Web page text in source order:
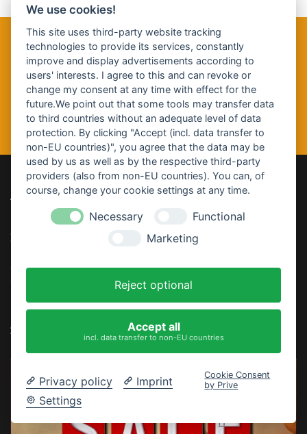
Jetzt Halloween-Profi werden!
Hunderte von Downloads sofort erhalten und die Halloween-Party perfekt
machen
JETZT ANSEHEN
ÜBER UNS
Halloween von kürbisorange bis blutrot
Seit mehr als 21 Jahren ist Halloweenies.dedie deutsche Anlaufstellefür
EMPFOHLEN
We use cookies!
This site uses third-party website tracking
technologies to provide its services, constantly
improve and display advertisements according to
users' interests. I agree to this and can revoke or
change my consent at any time with effect for the
future.We point out that some tools may transfer data
to third countries without an adequate level of data
protection. By clicking "Accept (incl. data transfer to
non-EU countries)", you agree that the data may be
used by us as well as by the respective third-party
providers (also from non-EU countries). You can, of
course, change your cookie settings at any time.
Necessary
Functional
Marketing
Reject optional
Accept all
incl. data transfer to non-EU countries
Privacy policy
Imprint
Settings
Cookie Consent
by Prive